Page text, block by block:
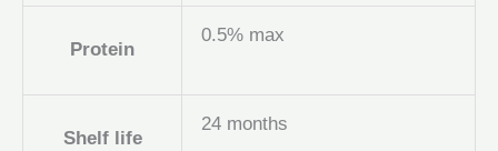
Protein
0.5% max
Shelf life
24 months